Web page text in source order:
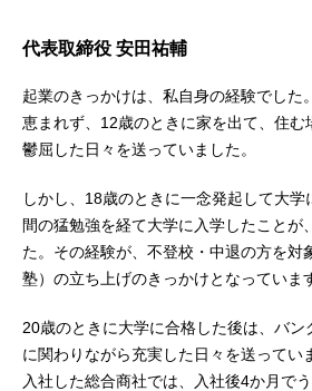
代表取締役 安田祐輔
起業のきっかけは、私自身の経験でした
恵まれず、12歳のときに家を出て、住む
鬱屈した日々を送っていました。
しかし、18歳のときに一念発起して大
間の猛勉強を経て大学に入学したことが
た。その経験が、不登校・中退の方を対
塾）の立ち上げのきっかけとなっていま
20歳のときに大学に合格した後は、バン
に関わりながら充実した日々を送ってい
入社した総合商社では、入社後4か月で